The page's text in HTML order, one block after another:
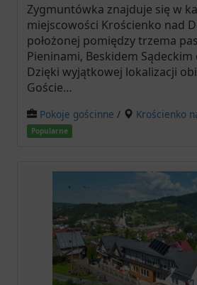
Zygmuntówka znajduje się w
miejscowości Krościenko nad
położonej pomiędzy trzema
Pieninami, Beskidem
Dzięki wyjątkowej lokalizacji
Goście…
Pokoje gościnne / Krościenko
Popularne